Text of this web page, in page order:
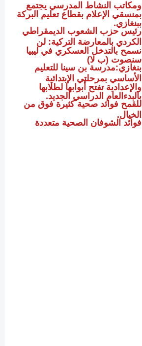
ومكاتب النشاط المدرسي يجتمع
بمنسقي الإعلام بقطاع تعليم البركة
ببنغازي.
رئيس حزب الشعوب الديمقراطي
الكردي بالمعارضة التركية: لن
نسمح بالتدخل العسكري في ليبيا
سنصوت (ب لا)
بنغازي:مدرسة بن سينا للتعليم
الأساسي بمرحلتي الإبتدائية
والإعدادية تفتح أبوابها لطلابها
بالبدءالعام الدراسي الجديد.
للقمح فوائد صحية كثيرة فوق من
الخيال.
فوائد الشوفان الصحية متعددة